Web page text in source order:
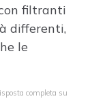
filtranti
differenti,
le
completa su